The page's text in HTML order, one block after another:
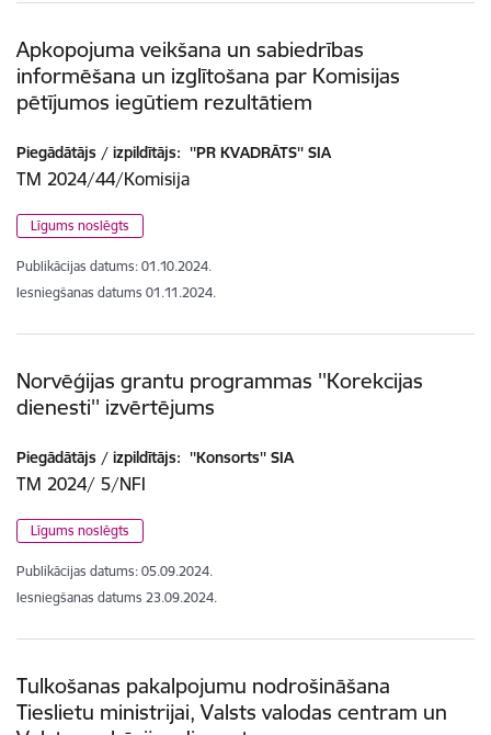
Apkopojuma veikšana un sabiedrības
informēšana un izglītošana par Komisijas
pētījumos iegūtiem rezultātiem
Piegādātājs / izpildītājs: ''PR KVADRĀTS'' SIA
TM 2024/44/Komisija
Līgums noslēgts
Publikācijas datums: 01.10.2024.
Iesniegšanas datums 01.11.2024.
Norvēģijas grantu programmas ''Korekcijas
dienesti'' izvērtējums
Piegādātājs / izpildītājs: ''Konsorts'' SIA
TM 2024/ 5/NFI
Līgums noslēgts
Publikācijas datums: 05.09.2024.
Iesniegšanas datums 23.09.2024.
Tulkošanas pakalpojumu nodrošināšana
Tieslietu ministrijai, Valsts valodas centram un